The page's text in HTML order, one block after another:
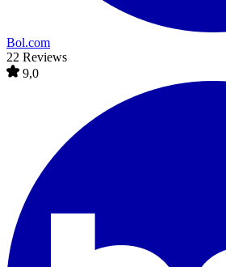
Bol.com
22 Reviews
9,0